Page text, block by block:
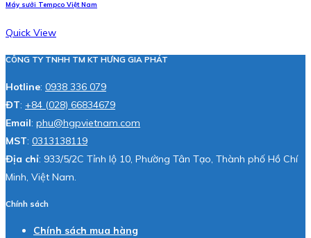
Máy sưởi Tempco Việt Nam
Quick View
CÔNG TY TNHH TM KT HƯNG GIA PHÁT
Hotline: 0938 336 079
ĐT: +84 (028) 66834679
Email: phu@hgpvietnam.com
MST: 0313138119
Địa chỉ: 933/5/2C Tỉnh lộ 10, Phường Tân Tạo, Thành phố Hồ Chí
Minh, Việt Nam.
Chính sách
Chính sách mua hàng